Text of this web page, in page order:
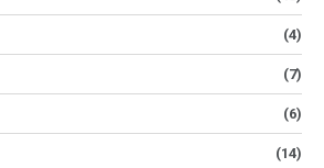
(4)
(7)
(6)
(14)